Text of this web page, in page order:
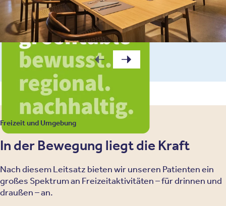
Freizeit und Umgebung
In der Bewegung liegt die Kraft
Nach diesem Leitsatz bieten wir unseren Patienten ein
großes Spektrum an Freizeitaktivitäten – für drinnen und
draußen – an.